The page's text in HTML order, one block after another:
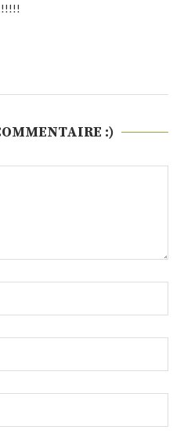
!!!!!
:)